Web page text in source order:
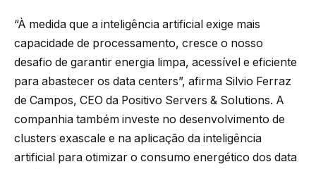
“À medida que a inteligência artificial exige mais
capacidade de processamento, cresce o nosso
desafio de garantir energia limpa, acessível e eficiente
para abastecer os data centers”, afirma Silvio Ferraz
de Campos, CEO da Positivo Servers & Solutions. A
companhia também investe no desenvolvimento de
clusters exascale e na aplicação da inteligência
artificial para otimizar o consumo energético dos data